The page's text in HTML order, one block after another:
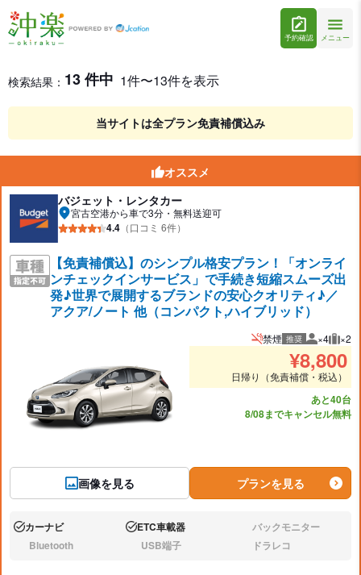
予約確認 メニュー
宮古空港のコンパクト（5名乗り）レンタカーを格安予約
レンタカー検索結果
検索結果： 13 件中 1件〜13件を表示
当サイトは全プラン免責補償込み
オススメ
バジェット・レンタカー
宮古空港から車で3分・無料送迎可
4.4 （口コミ 6件）
【免責補償込】のシンプル格安プラン！「オンライ
ンチェックインサービス」で手続き短縮スムーズ出
発♪世界で展開するブランドの安心クオリティ♪／
アクア/ノート 他（コンパクト,ハイブリッド）
画像を見る
禁煙 推奨 推奨人数
×4 推奨
×2
¥8,800
日帰り（免責補償・税込）
あと40台
8/08までキャンセル無料
プランを見る
あり:カーナビ あり:ETC車載器 なし:バックモニター
なし:Bluetooth なし:USB端子 なし:ドラレコ